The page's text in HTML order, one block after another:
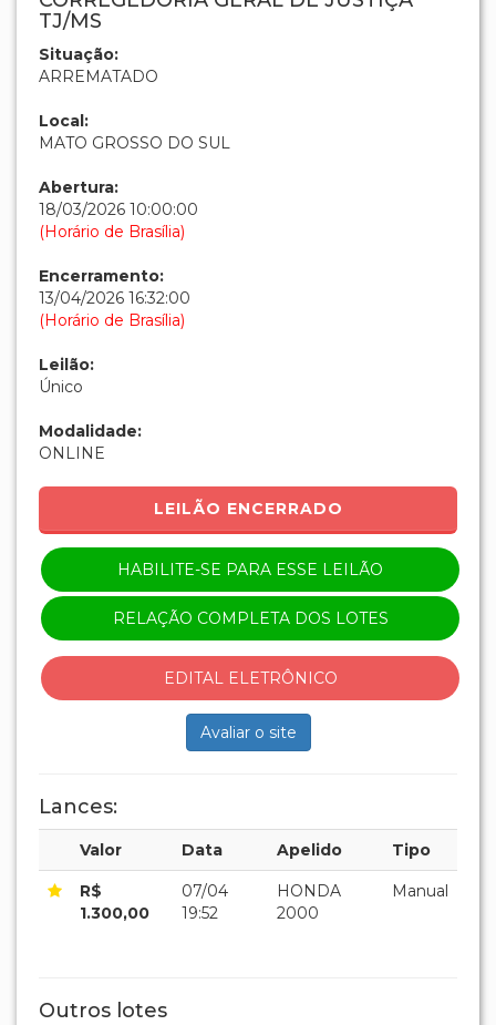
TJ/MS
Situação:
ARREMATADO
Local:
MATO GROSSO DO SUL
Abertura:
18/03/2026 10:00:00
(Horário de Brasília)
Encerramento:
13/04/2026 16:32:00
(Horário de Brasília)
Leilão:
Único
Modalidade:
ONLINE
LEILÃO ENCERRADO
HABILITE-SE PARA ESSE LEILÃO
RELAÇÃO COMPLETA DOS LOTES
EDITAL ELETRÔNICO
Avaliar o site
Lances:
Valor Data Apelido Tipo
R$
1.300,00
07/04
19:52
HONDA
2000
Manual
Outros lotes